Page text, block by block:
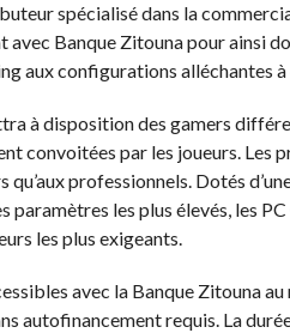
spécialisé dans la
Banque Zitouna pour ainsi
aux configurations alléchantes
à disposition des gamers
convoitées par les joueurs. Les
professionnels. Dotés
paramètres les plus élevés, les
les plus exigeants.
avec la Banque Zitouna au
autofinancement requis. La